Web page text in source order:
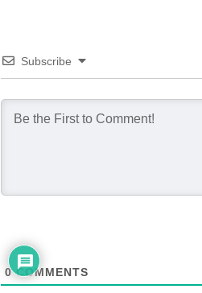
Subscribe
0COMMENTS